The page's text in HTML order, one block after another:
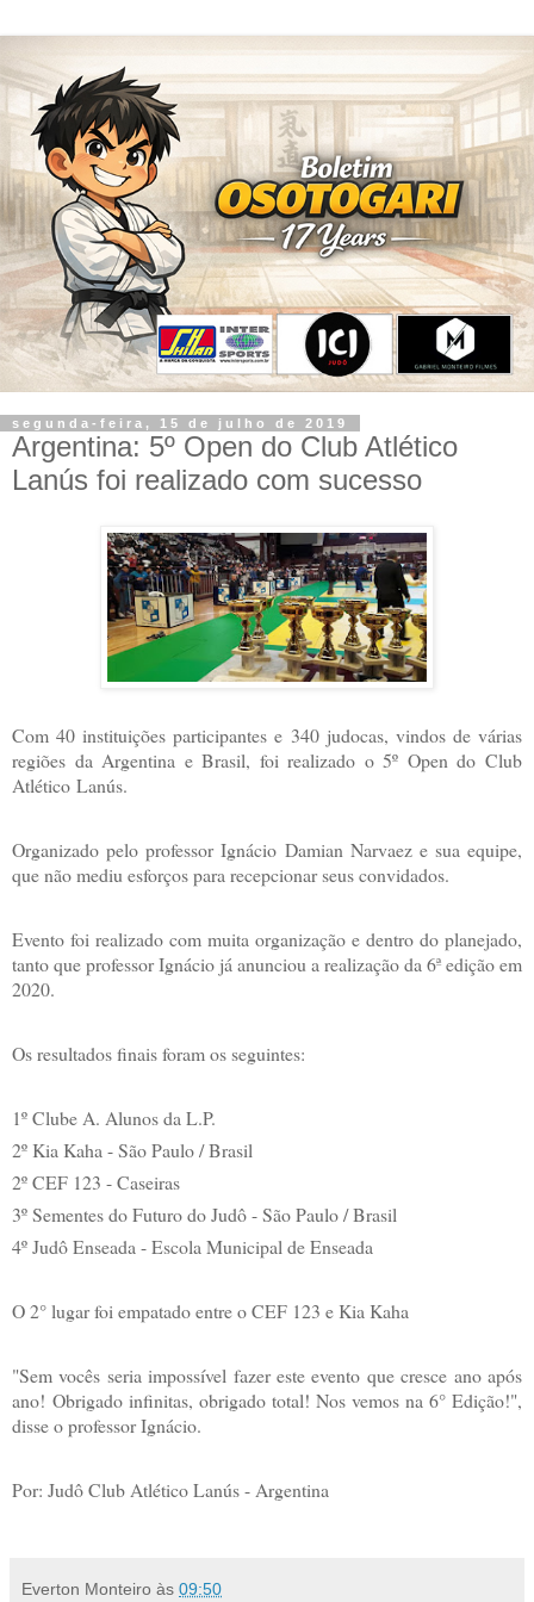
segunda-feira, 15 de julho de 2019
Argentina: 5º Open do Club Atlético
Lanús foi realizado com sucesso
Com 40 instituições participantes e 340 judocas, vindos de várias
regiões da Argentina e Brasil, foi realizado o 5º Open do Club
Atlético Lanús.
Organizado pelo professor Ignácio Damian Narvaez e sua equipe,
que não mediu esforços para recepcionar seus convidados.
Evento foi realizado com muita organização e dentro do planejado,
tanto que professor Ignácio já anunciou a realização da 6ª edição em
2020.
Os resultados finais foram os seguintes:
1º Clube A. Alunos da L.P.
2º Kia Kaha - São Paulo / Brasil
2º CEF 123 - Caseiras
3º Sementes do Futuro do Judô - São Paulo / Brasil
4º Judô Enseada - Escola Municipal de Enseada
O 2° lugar foi empatado entre o CEF 123 e Kia Kaha
"Sem vocês seria impossível fazer este evento que cresce ano após
ano! Obrigado infinitas, obrigado total! Nos vemos na 6° Edição!",
disse o professor Ignácio.
Por: Judô Club Atlético Lanús - Argentina
Everton Monteiro às 09:50